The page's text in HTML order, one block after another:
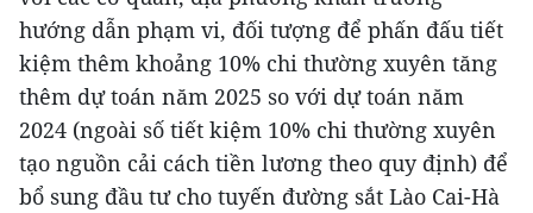
hướng dẫn phạm vi, đối tượng để phấn đấu tiết
kiệm thêm khoảng 10% chi thường xuyên tăng
thêm dự toán năm 2025 so với dự toán năm
2024 (ngoài số tiết kiệm 10% chi thường xuyên
tạo nguồn cải cách tiền lương theo quy định) để
bổ sung đầu tư cho tuyến đường sắt Lào Cai-Hà